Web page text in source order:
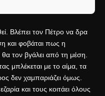
Βλέπει τον Πέτρο να δρα
και φοβάται πως η
θα τον βγάλει από τη μέση.
μπλέκεται με το αίμα, τα
δεν χαμπαριάζει όμως.
και τους κοιτάει όλους